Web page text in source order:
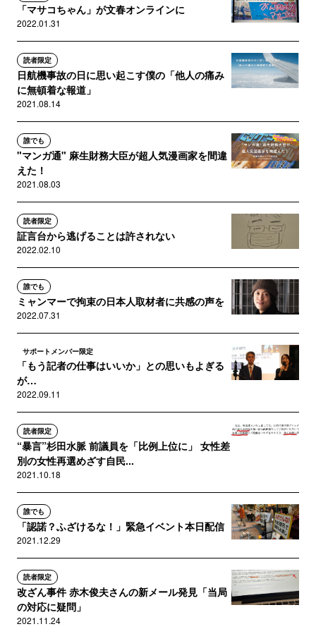
「マサコちゃん」が文春オンラインに
2022.01.31
読者限定
日航機事故の日に思い起こす僕の「他人の痛み
に無頓着な報道」
2021.08.14
誰でも
"マンガ通" 麻生財務大臣が超人気漫画家を間違
えた！
2021.08.03
読者限定
証言台から逃げることは許されない
2022.02.10
誰でも
ミャンマーで拘束の日本人取材者に共感の声を
2022.07.31
サポートメンバー限定
「もう記者の仕事はいいか」との思いもよぎる
が…
2022.09.11
読者限定
“暴言”杉田水脈 前議員を「比例上位に」 女性差
別の女性再選めざす自民...
2021.10.18
誰でも
「認諾？ふざけるな！」緊急イベント本日配信
2021.12.29
読者限定
改ざん事件 赤木俊夫さんの新メール発見「当局
の対応に疑問」
2021.11.24